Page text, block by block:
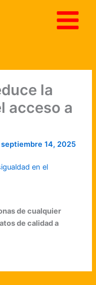
la
acceso a
septiembre 14, 2025
en el
de cualquier
de calidad a